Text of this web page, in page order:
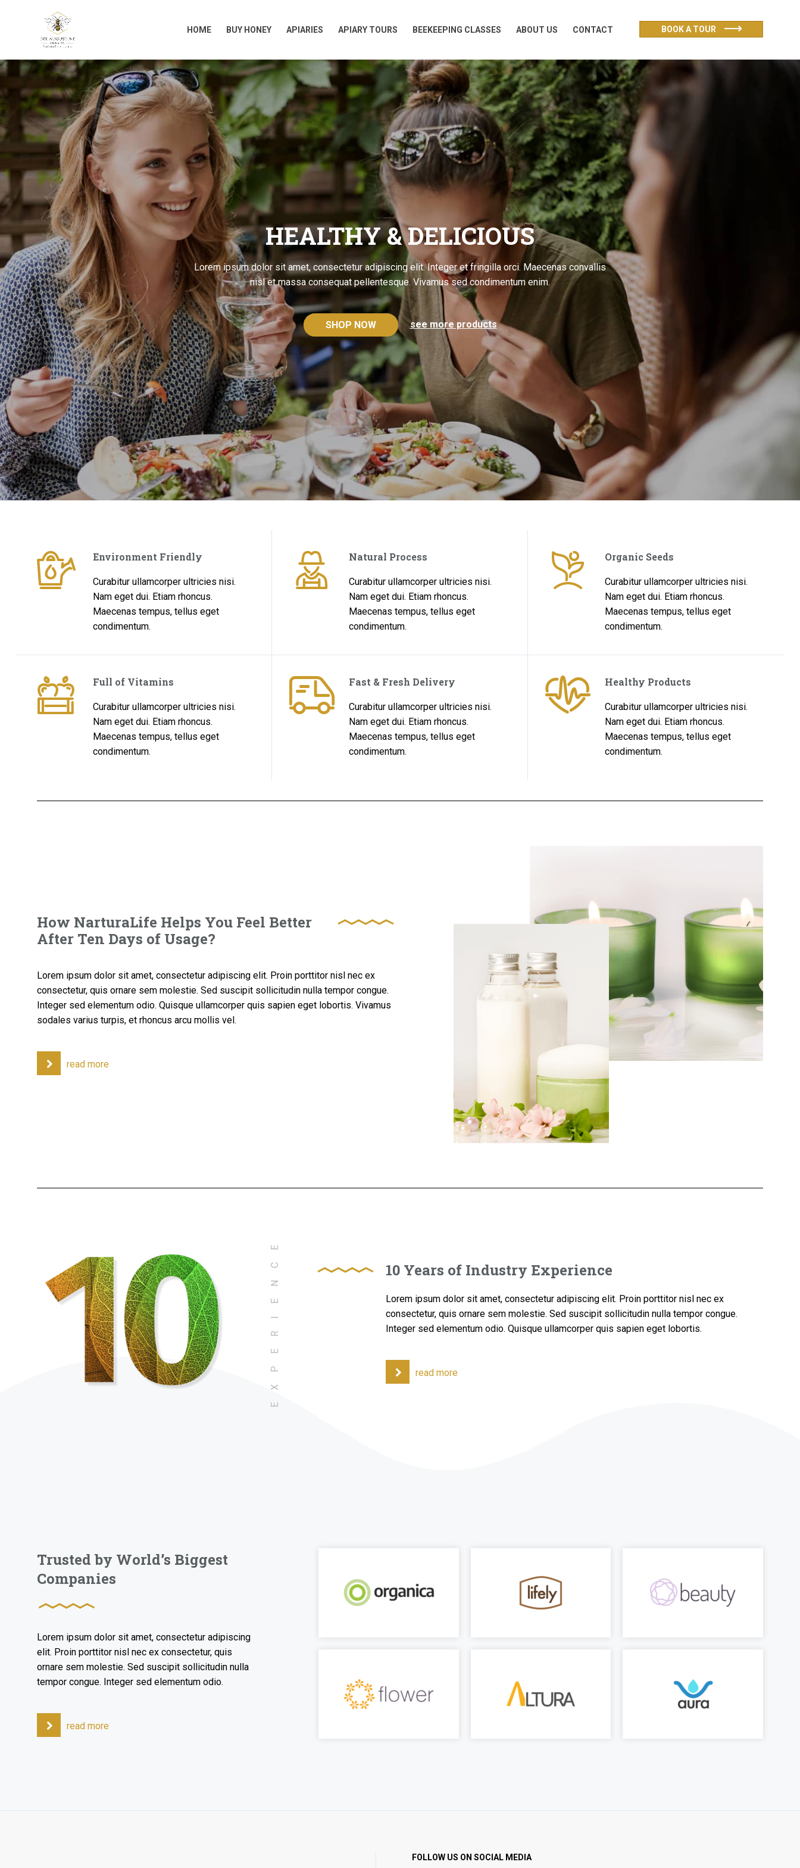
HOME BUY HONEY APIARIES APIARY TOURS BEEKEEPING CLASSES ABOUT US CONTACT BOOK A TOUR
HEALTHY & DELICIOUS
Lorem ipsum dolor sit amet, consectetur adipiscing elit. Integer et fringilla orci. Maecenas convallis
nisl et massa consequat pellentesque. Vivamus sed condimentum enim.
SHOP NOW see more products
Environment Friendly
Curabitur ullamcorper ultricies nisi.
Nam eget dui. Etiam rhoncus.
Maecenas tempus, tellus eget
condimentum.
Natural Process
Curabitur ullamcorper ultricies nisi.
Nam eget dui. Etiam rhoncus.
Maecenas tempus, tellus eget
condimentum.
Organic Seeds
Curabitur ullamcorper ultricies nisi.
Nam eget dui. Etiam rhoncus.
Maecenas tempus, tellus eget
condimentum.
Full of Vitamins
Curabitur ullamcorper ultricies nisi.
Nam eget dui. Etiam rhoncus.
Maecenas tempus, tellus eget
condimentum.
Fast & Fresh Delivery
Curabitur ullamcorper ultricies nisi.
Nam eget dui. Etiam rhoncus.
Maecenas tempus, tellus eget
condimentum.
Healthy Products
Curabitur ullamcorper ultricies nisi.
Nam eget dui. Etiam rhoncus.
Maecenas tempus, tellus eget
condimentum.
How NarturaLife Helps You Feel Better
After Ten Days of Usage?
Lorem ipsum dolor sit amet, consectetur adipiscing elit. Proin porttitor nisl nec ex
consectetur, quis ornare sem molestie. Sed suscipit sollicitudin nulla tempor congue.
Integer sed elementum odio. Quisque ullamcorper quis sapien eget lobortis. Vivamus
sodales varius turpis, et rhoncus arcu mollis vel.
read more
EXPERIENCE 10 Years of Industry Experience
Lorem ipsum dolor sit amet, consectetur adipiscing elit. Proin porttitor nisl nec ex
consectetur, quis ornare sem molestie. Sed suscipit sollicitudin nulla tempor congue.
Integer sed elementum odio. Quisque ullamcorper quis sapien eget lobortis.
read more
Trusted by World’s Biggest
Companies
Lorem ipsum dolor sit amet, consectetur adipiscing
elit. Proin porttitor nisl nec ex consectetur, quis
ornare sem molestie. Sed suscipit sollicitudin nulla
tempor congue. Integer sed elementum odio.
read more
FOLLOW US ON SOCIAL MEDIA